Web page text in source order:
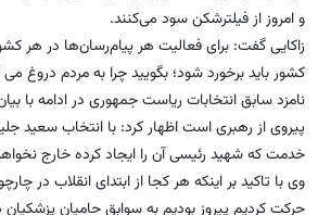
و امروز از فیلترشکن سود می‌کنند.
زاکایی گفت: برای فعالیت هر پیام‌رسان‌ها در هر
کشور باید برخورد شود؛ بگویید چرا به مردم دروغ می
نامزد سابق انتخابات ریاست جمهوری در ادامه با
پیروی از رهبری است اظهار کرد: با انتخاب سعید
خدمت که شهید رئیسی آن را ایجاد کرده خارج
وی با تاکید بر اینکه هر کجا از ابتدای انقلاب در
حرکت کردیم پیروز بودیم به سوابق حامیان